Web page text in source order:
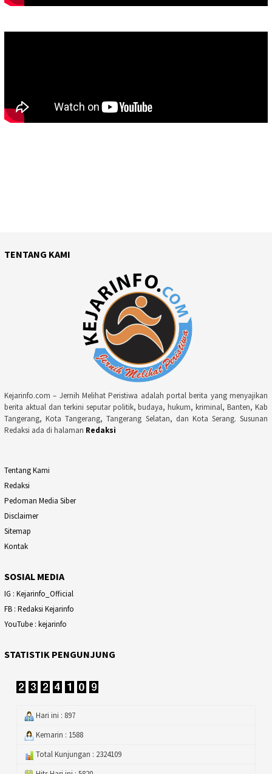
TENTANG KAMI
Kejarinfo.com – Jernih Melihat Peristiwa adalah portal berita yang menyajikan
berita aktual dan terkini seputar politik, budaya, hukum, kriminal, Banten, Kab
Tangerang, Kota Tangerang, Tangerang Selatan, dan Kota Serang. Susunan
Redaksi ada di halaman Redaksi
Tentang Kami
Redaksi
Pedoman Media Siber
Disclaimer
Sitemap
Kontak
SOSIAL MEDIA
IG : Kejarinfo_Official
FB : Redaksi Kejarinfo
YouTube : kejarinfo
STATISTIK PENGUNJUNG
Hari ini : 897
Kemarin : 1588
Total Kunjungan : 2324109